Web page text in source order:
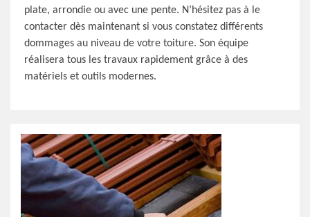
plate, arrondie ou avec une pente. N’hésitez pas à le
contacter dès maintenant si vous constatez différents
dommages au niveau de votre toiture. Son équipe
réalisera tous les travaux rapidement grâce à des
matériels et outils modernes.